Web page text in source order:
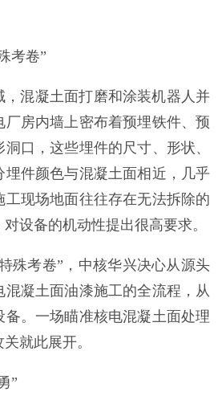
考卷”
，混凝土面打磨和涂装机器人并
厂房内墙上密布着预埋铁件、预
口，这些埋件的尺寸、形状、
埋件颜色与混凝土面相近，几乎
工现场地面往往存在无法拆除的
设备的机动性提出很高要求。
殊考卷”，中核华兴决心从源头
凝土面油漆施工的全流程，从
备。一场瞄准核电混凝土面处理
就此展开。
”